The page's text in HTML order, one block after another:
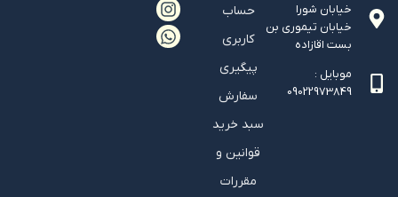
خیابان شورا
خیابان تيموري بن
بست اقازاده
موبایل :
09022973849
حساب
کاربری
پیگیری
سفارش
سبد خرید
قوانین و
مقررات